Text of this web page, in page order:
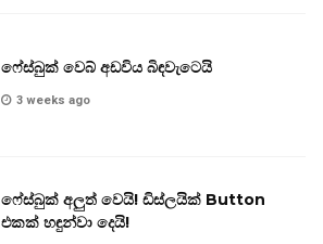
ෆේස්බුක් වෙබ් අඩවිය බිඳවැටෙයි
3 weeks ago
ෆේස්බුක් අලුත් වෙයි! ඩිස්ලයික් Button
එකක් හඳුන්වා දෙයි!